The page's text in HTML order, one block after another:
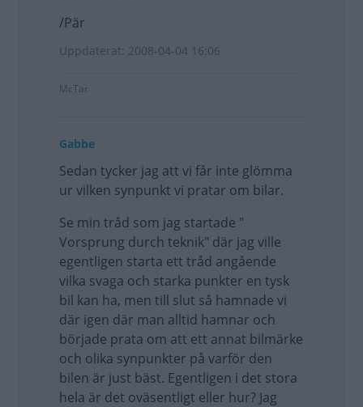
/Pär
Uppdaterat: 2008-04-04 16:06
McTar
Gabbe
Sedan tycker jag att vi får inte glömma
ur vilken synpunkt vi pratar om bilar.
Se min tråd som jag startade "
Vorsprung durch teknik" där jag ville
egentligen starta ett tråd angående
vilka svaga och starka punkter en tysk
bil kan ha, men till slut så hamnade vi
där igen där man alltid hamnar och
började prata om att ett annat bilmärke
och olika synpunkter på varför den
bilen är just bäst. Egentligen i det stora
hela är det oväsentligt eller hur? Jag